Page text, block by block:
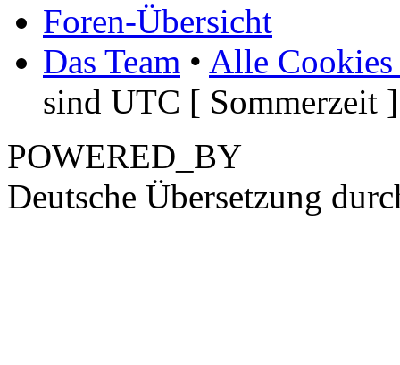
Foren-Übersicht
Das Team • Alle Cookies
sind UTC [ Sommerzeit ]
POWERED_BY
Deutsche Übersetzung